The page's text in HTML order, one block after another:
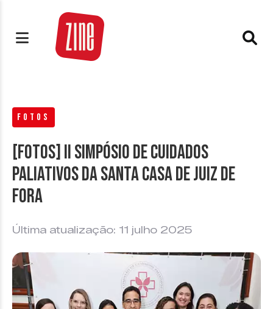
FOTOS
[FOTOS] II Simpósio de Cuidados
Paliativos da Santa Casa de Juiz de
Fora
Última atualização: 11 julho 2025